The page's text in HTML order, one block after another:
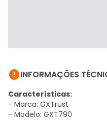
INFORMAÇÕES
Características:
- Marca: GXTrust
- Modelo: GXT790